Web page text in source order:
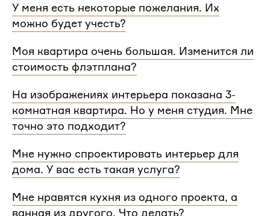
планировки и учтем особенности вашей
квартиры.
У меня есть некоторые пожелания. Их
можно будет учесть?
согласуем с вами планировочное решение,
расстановку мебели и важные детали. Вы
дизайнером Flatplan
Моя квартира очень большая. Изменится ли
стоимость флэтплана?
площади. Однако если у вас многоэтажный дом
или квартира, нужно будет купить флэтплан для
каждого этажа.
На изображениях интерьера показана 3-
комнатная квартира. Но у меня студия. Мне
точно это подходит?
и учитываем все детали. Любой стиль интерьера
на нашем сайте может быть адаптирован для
количеством комнат
Мне нужно спроектировать интерьер для
дома. У вас есть такая услуга?
квартир, но и для домов. Стоимость также не
зависит от площади. Однако если у вас в доме
Мне нравятся кухня из одного проекта, а
ванная из другого. Что делать?